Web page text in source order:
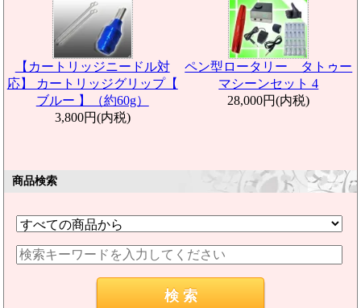
【カートリッジニードル対
応】 カートリッジグリップ【
ブルー 】（約60g）
3,800円(内税)
ペン型ロータリー タトゥー
マシーンセット 4
28,000円(内税)
商品検索